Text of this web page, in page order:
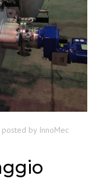
posted by InnoMec